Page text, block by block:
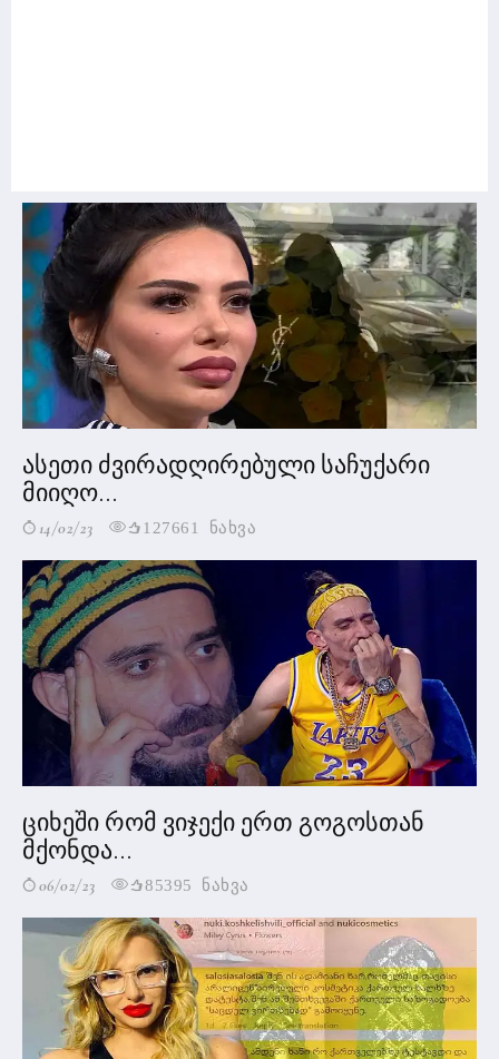
ასეთი ძვირადღირებული საჩუქარი
მიიღო...
14/02/23 127661 ნახვა
ციხეში რომ ვიჯექი ერთ გოგოსთან
მქონდა...
06/02/23 85395 ნახვა